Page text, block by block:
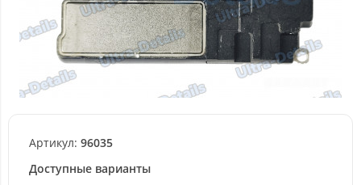
Артикул: 96035
Доступные варианты